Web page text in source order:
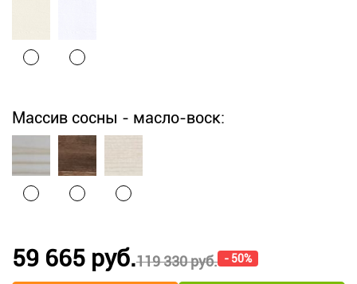
Массив сосны - масло-воск:
119 330 руб. - 50%
59 665 руб.